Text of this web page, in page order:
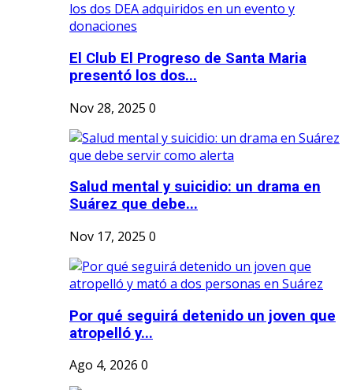
El Club El Progreso de Santa Maria
presentó los dos...
Nov 28, 2025 0
Salud mental y suicidio: un drama en
Suárez que debe...
Nov 17, 2025 0
Por qué seguirá detenido un joven que
atropelló y...
Ago 4, 2026 0